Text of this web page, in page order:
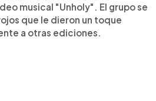
musical "Unholy". El grupo se
que le dieron un toque
a otras ediciones.